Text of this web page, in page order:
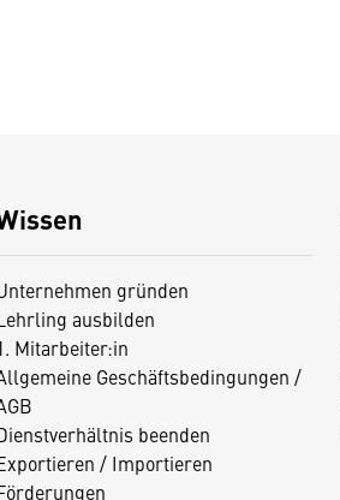
gründen
ausbilden
Mitarbeiter:in
Geschäftsbedingungen /
beenden
/ Importieren